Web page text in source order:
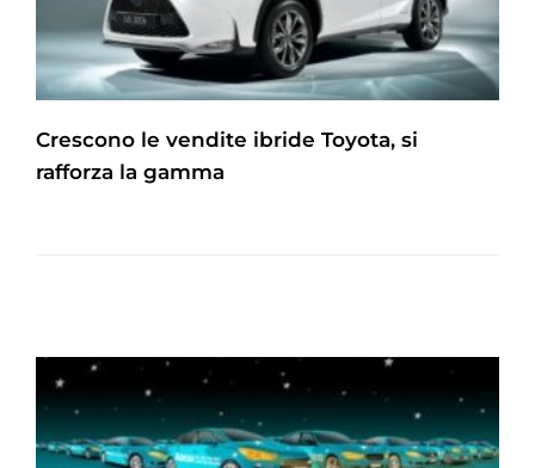
Crescono le vendite ibride Toyota, si
rafforza la gamma